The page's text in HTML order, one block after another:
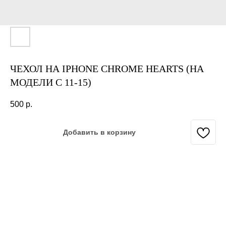
ЧЕХОЛ НА IPHONE CHROME HEARTS (НА
МОДЕЛИ С 11-15)
500 р.
Добавить в корзину